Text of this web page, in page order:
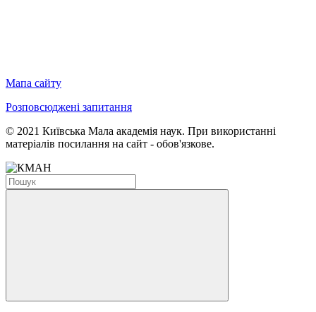
Мапа сайту
Розповсюджені запитання
© 2021 Київська Мала академія наук. При використанні
матеріалів посилання на сайт - обов'язкове.